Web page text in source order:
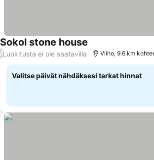
Sokol stone house Katso hinnat
/Luokitusta ei ole saatavilla Vliho, 9.6 km
Valitse päivät nähdäksesi tarkat hinnat